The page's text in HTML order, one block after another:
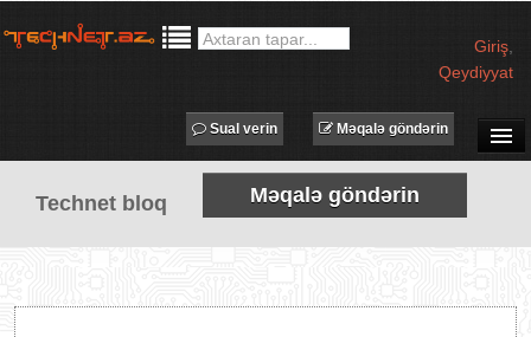
Giriş
Qeydiyyat
SUAL-CAVAB
TECHNET TV
MƏQALƏLƏR
Məqalə göndərin
Sual verin
Technet bloq Məqalə göndərin